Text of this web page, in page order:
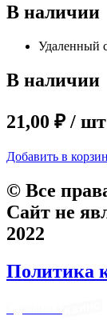
В наличии
Удаленный
В наличии
21,00 ₽ / шт
Добавить в
© Все
Сайт не
2022
Политика